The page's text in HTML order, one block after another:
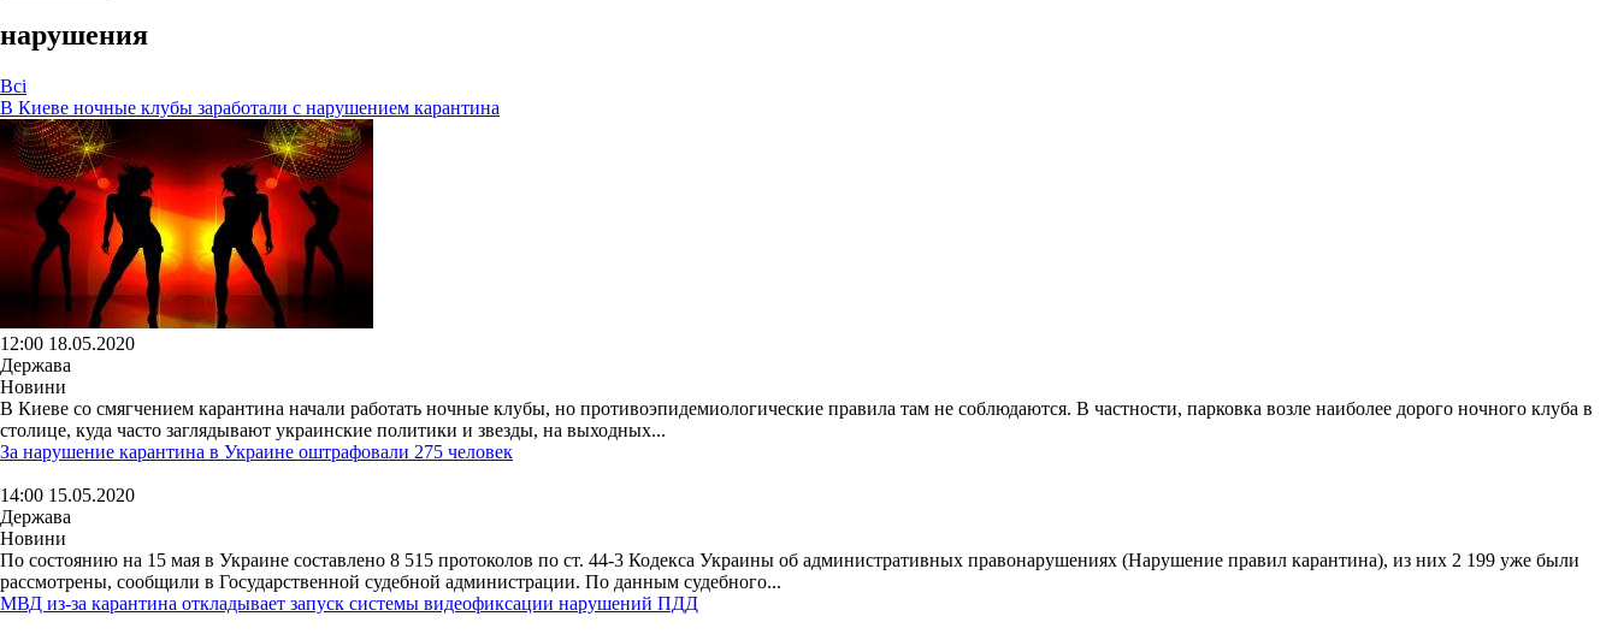
нарушения
Всі
В Киеве ночные клубы заработали с нарушением карантина
12:00 18.05.2020
Держава
Новини
В Киеве со смягчением карантина начали работать ночные клубы, но противоэпидемиологические правила там не соблюдаются. В частности, парковка возле наиболее дорого ночного клуба в
столице, куда часто заглядывают украинские политики и звезды, на выходных...
За нарушение карантина в Украине оштрафовали 275 человек
14:00 15.05.2020
Держава
Новини
По состоянию на 15 мая в Украине составлено 8 515 протоколов по ст. 44-3 Кодекса Украины об административных правонарушениях (Нарушение правил карантина), из них 2 199 уже были
рассмотрены, сообщили в Государственной судебной администрации. По данным судебного...
МВД из-за карантина откладывает запуск системы видеофиксации нарушений ПДД